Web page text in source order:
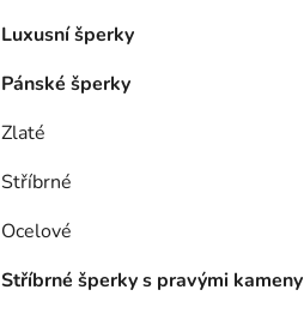
Luxusní šperky
Pánské šperky
Zlaté
Stříbrné
Ocelové
Stříbrné šperky s pravými kameny